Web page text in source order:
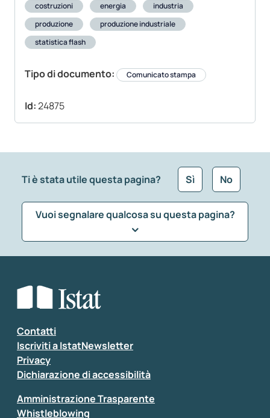
costruzioni
energia
industria
produzione
produzione industriale
statistica flash
Tipo di documento: Comunicato stampa
Id:24875
Ti è stata utile questa pagina? Sì No
Vuoi segnalare qualcosa su questa pagina?
Seleziona la tipologia della segnalazione
Inserisci il tuo commento
Contatti
Iscriviti a IstatNewsletter
Privacy
Dichiarazione di accessibilità
Amministrazione Trasparente
Whistleblowing